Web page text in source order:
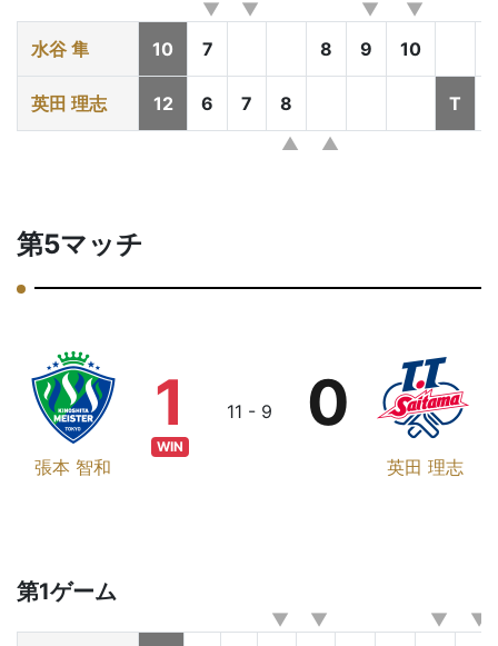
水谷 隼 10 7 8 9 10
英田 理志 12 6 7 8 T
第5マッチ
張本 智和
1
WIN
11 - 9
英田 理志
0
第1ゲーム